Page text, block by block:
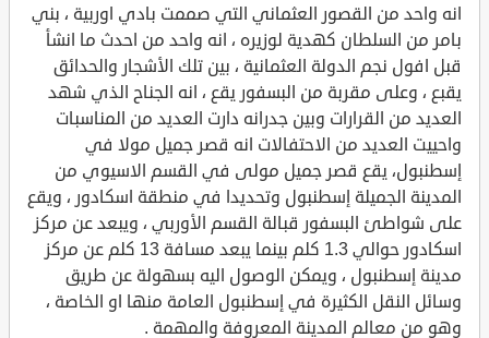
انه واحد من القصور العثماني التي صممت بادي اوربية ، بني
بامر من السلطان كهدية لوزيره ، انه واحد من احدث ما انشأ
قبل افول نجم الدولة العثمانية ، بين تلك الأشجار والحدائق
يقبع ، وعلى مقربة من البسفور يقع ، انه الجناح الذي شهد
العديد من القرارات وبين جدرانه دارت العديد من المناسبات
واحييت العديد من الاحتفالات انه قصر جميل مولا في
إسطنبول، يقع قصر جميل مولى في القسم الاسيوي من
المدينة الجميلة إسطنبول وتحديدا في منطقة اسكادور ، ويقع
على شواطئ البسفور قبالة القسم الأوربي ، ويبعد عن مركز
اسكادور حوالي 1.3 كلم بينما يبعد مسافة 13 كلم عن مركز
مدينة إسطنبول ، ويمكن الوصول اليه بسهولة عن طريق
وسائل النقل الكثيرة في إسطنبول العامة منها او الخاصة ،
وهو من معالم المدينة المعروفة والمهمة .